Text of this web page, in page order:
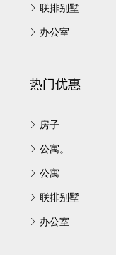
联排别墅
办公室
热门优惠
房子
公寓。
公寓
联排别墅
办公室